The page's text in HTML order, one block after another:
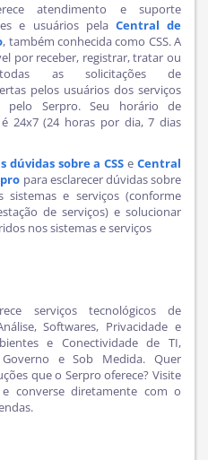
atendimento e suporte
e usuários pela Central de
, também conhecida como CSS. A
por receber, registrar, tratar ou
todas as solicitações de
pelos usuários dos serviços
pelo Serpro. Seu horário de
24x7 (24 horas por dia, 7 dias
dúvidas sobre a CSS e Central
para esclarecer dúvidas sobre
sistemas e serviços (conforme
de serviços) e solucionar
nos sistemas e serviços
serviços tecnológicos de
Softwares, Privacidade e
e Conectividade de TI,
e Sob Medida. Quer
que o Serpro oferece? Visite
converse diretamente com o